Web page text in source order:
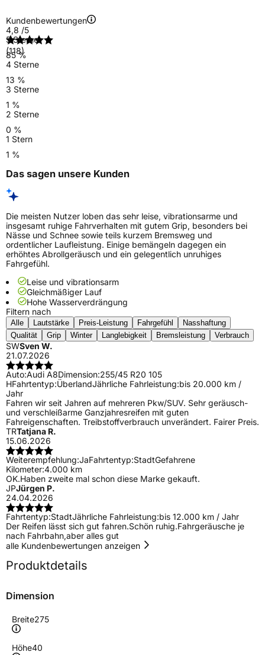
Kundenbewertungen
4,8 /5
(118)
5 Sterne
85 %
4 Sterne
13 %
3 Sterne
1 %
2 Sterne
0 %
1 Stern
1 %
Das sagen unsere Kunden
Die meisten Nutzer loben das sehr leise, vibrationsarme und
insgesamt ruhige Fahrverhalten mit gutem Grip, besonders bei
Nässe und Schnee sowie teils kurzem Bremsweg und
ordentlicher Laufleistung. Einige bemängeln dagegen ein
erhöhtes Abrollgeräusch und ein gelegentlich unruhiges
Fahrgefühl.
Leise und vibrationsarm
Gleichmäßiger Lauf
Hohe Wasserverdrängung
Filtern nach
Alle Lautstärke Preis-Leistung Fahrgefühl
Nasshaftung
Qualität
Grip Winter Langlebigkeit Bremsleistung Verbrauch
SWSven W.
21.07.2026
Auto:Audi A8Dimension:255/45 R20 105
HFahrtentyp:ÜberlandJährliche Fahrleistung:bis 20.000 km /
Jahr
Fahren wir seit Jahren auf mehreren Pkw/SUV. Sehr geräusch-
und verschleißarme Ganzjahresreifen mit guten
Fahreigenschaften. Treibstoffverbrauch unverändert. Fairer Preis.
TRTatjana R.
15.06.2026
Weiterempfehlung:JaFahrtentyp:StadtGefahrene
Kilometer:4.000 km
OK.Haben zweite mal schon diese Marke gekauft.
JPJürgen P.
24.04.2026
Fahrtentyp:StadtJährliche Fahrleistung:bis 12.000 km / Jahr
Der Reifen lässt sich gut fahren.Schön ruhig.Fahrgeräusche je
nach Fahrbahn,aber alles gut
alle Kundenbewertungen anzeigen
Produktdetails
Dimension
Breite275
Höhe40